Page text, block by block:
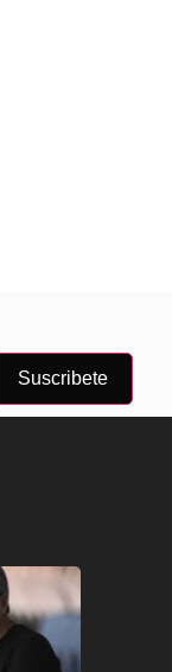
Suscribete